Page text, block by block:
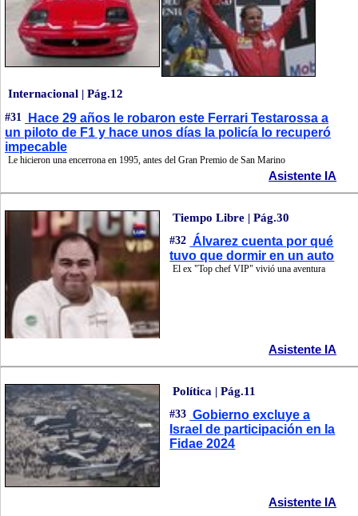
Internacional | Pág.12
#31
Hace 29 años le robaron este Ferrari Testarossa a
un piloto de F1 y hace unos días la policía lo recuperó
impecable
Le hicieron una encerrona en 1995, antes del Gran Premio de San Marino
Asistente IA
Tiempo Libre | Pág.30
#32 Álvarez cuenta por qué
tuvo que dormir en un auto
El ex "Top chef VIP" vivió una aventura
Asistente IA
Política | Pág.11
#33 Gobierno excluye a
Israel de participación en la
Fidae 2024
Asistente IA